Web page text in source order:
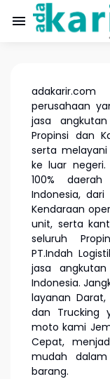
perusahaan
jasa
Propinsi dan
serta
ke luar
100%
Indonesia,
Kendaraan
unit, serta
seluruh
PT.Indah
jasa
Indonesia.
layanan Darat,
dan Trucking
moto kami
Cepat,
mudah
barang.